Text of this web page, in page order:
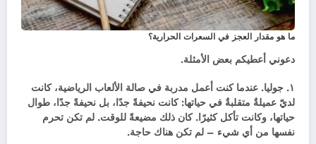
ما هو مقدار العجز في السعرات الحرارية؟
دعوني أعطيكم بعض الأمثلة.
١. جوليا. عندما كنت أعمل مدربة في صالة الألعاب الرياضية، كانت
لديّ عميلةٌ متقلبةٌ في حياتها: كانت نحيفةً جدًا، بل نحيفةً جدًا، طوال
حياتها، وكانت تأكل كثيرًا. كان ذلك مضيعةً للوقت. لم تكن تحرم
نفسها من أي شيء – لم تكن هناك حاجة.